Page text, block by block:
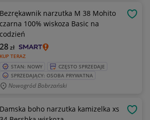
Bezrękawnik narzutka M 38 Mohito
czarna 100% wiskoza Basic na
codzień
KUP TERAZ
28zł
STAN: NOWY
CZĘSTO SPRZEDAJE
SPRZEDAJĄCY: OSOBA PRYWATNA
Nowogród Bobrzański
Damska boho narzutka kamizelka xs